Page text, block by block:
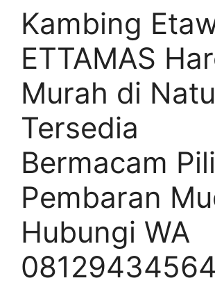
Kambing
ETTAMAS
Murah di
Tersedia
Bermacam
Pembaran
Hubungi WA
08129434564